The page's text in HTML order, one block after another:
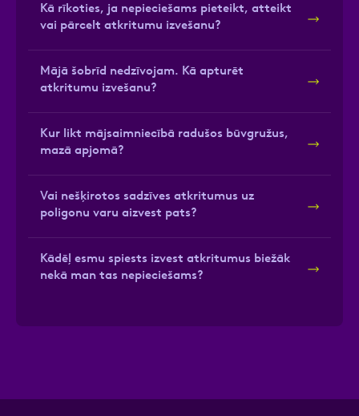
Kā rīkoties, ja nepieciešams pieteikt, atteikt
vai pārcelt atkritumu izvešanu?
Mājā šobrīd nedzīvojam. Kā apturēt
atkritumu izvešanu?
Kur likt mājsaimniecībā radušos būvgružus,
mazā apjomā?
Vai nešķirotos sadzīves atkritumus uz
poligonu varu aizvest pats?
Kādēļ esmu spiests izvest atkritumus biežāk
nekā man tas nepieciešams?